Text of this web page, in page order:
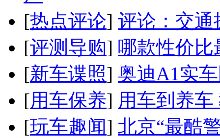
[热点评论] 评论：交通
[评测导购] 哪款性价比
[新车谍照] 奥迪A1实
[用车保养] 用车到养
[玩车趣闻] 北京“最酷